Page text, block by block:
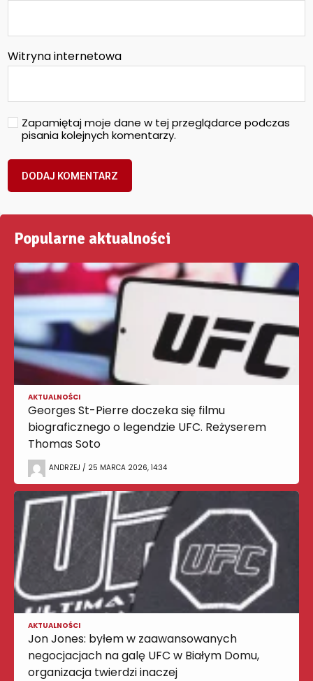
Witryna internetowa
Zapamiętaj moje dane w tej przeglądarce podczas
pisania kolejnych komentarzy.
Popularne aktualności
AKTUALNOŚCI
Georges St-Pierre doczeka się filmu
biograficznego o legendzie UFC. Reżyserem
Thomas Soto
ANDRZEJ / 25 MARCA 2026, 14:34
AKTUALNOŚCI
Jon Jones: byłem w zaawansowanych
negocjacjach na galę UFC w Białym Domu,
organizacja twierdzi inaczej